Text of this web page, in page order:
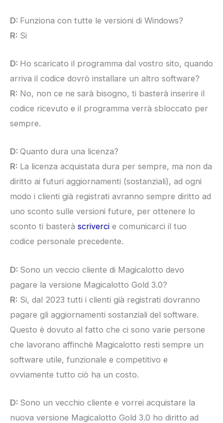
D: Funziona con tutte le versioni di Windows?
R: Si
D: Ho scaricato il programma dal vostro sito, quando
arriva il codice dovrò installare un altro software?
R: No, non ce ne sarà bisogno, ti basterà inserire il
codice ricevuto e il programma verrà sbloccato per
sempre.
D: Quanto dura una licenza?
R: La licenza acquistata dura per sempre, ma non da
diritto ai futuri aggiornamenti (sostanziali), ad ogni
modo i clienti già registrati avranno sempre diritto ad
uno sconto sulle versioni future, per ottenere lo
sconto ti basterà scriverci e comunicarci il tuo
codice personale precedente.
D: Sono un veccio cliente di Magicalotto devo
pagare la versione Magicalotto Gold 3.0?
R: Si, dal 2023 tutti i clienti già registrati dovranno
pagare gli aggiornamenti sostanziali del software.
Questo è dovuto al fatto che ci sono varie persone
che lavorano affinchè Magicalotto resti sempre un
software utile, funzionale e competitivo e
ovviamente tutto ciò ha un costo.
D: Sono un vecchio cliente e vorrei acquistare la
nuova versione Magicalotto Gold 3.0 ho diritto ad